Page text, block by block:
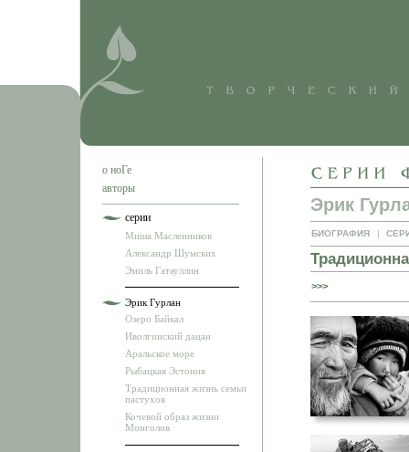
о ноГе
авторы
серии
Миша Масленников
Александр Шумских
Эмиль Гатауллин
Эрик Гурлан
Озеро Байкал
Иволгинский дацан
Аральское море
Рыбацкая Эстония
Традиционная жизнь семьи
пастухов
Кочевой образ жизни
Монголов
Эрик
БИОГРАФИЯ |
>>>